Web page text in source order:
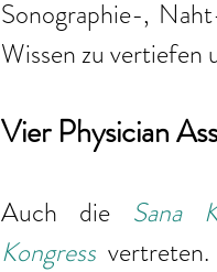
Sonographie-,
Wissen zu vertiefen
Vier Physician
Auch die Sana
Kongress